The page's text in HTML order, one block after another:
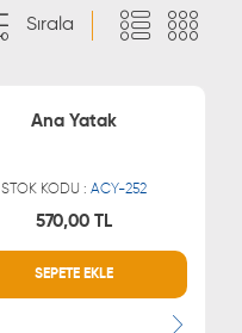
Sırala
Ana Yatak
STOK KODU : ACY-252
570,00 TL
SEPETE EKLE
MÜŞTERİ HİZMETLERİ